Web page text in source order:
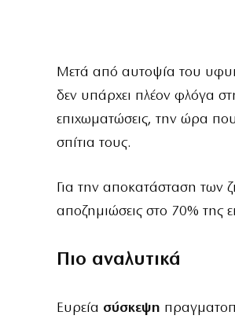
Μετά από αυτοψία του
δεν υπάρχει πλέον φλόγα
επιχωματώσεις, την ώρα
σπίτια τους.
Για την αποκατάσταση των
αποζημιώσεις στο 70% της
Πιο αναλυτικά
Ευρεία σύσκεψη